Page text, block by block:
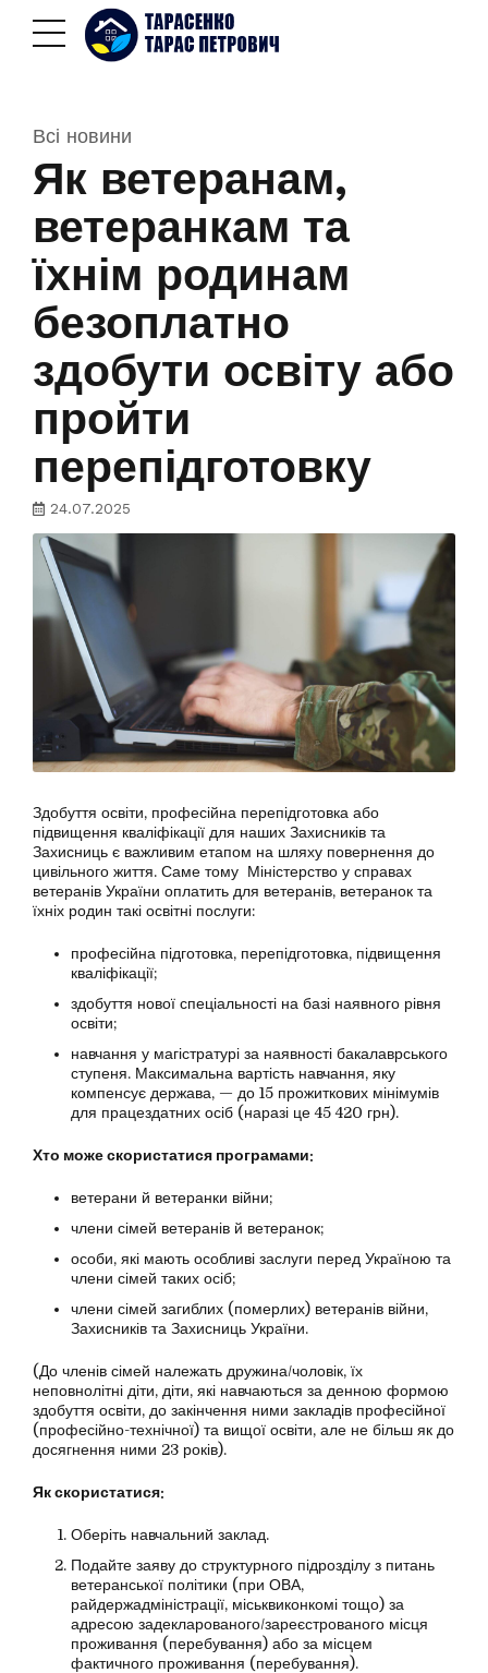
Всі новини
Як ветеранам,
ветеранкам та
їхнім родинам
безоплатно
здобути освіту або
пройти
перепідготовку
24.07.2025
Здобуття освіти, професійна перепідготовка або
підвищення кваліфікації для наших Захисників та
Захисниць є важливим етапом на шляху повернення до
цивільного життя. Саме тому Міністерство у справах
ветеранів України оплатить для ветеранів, ветеранок та
їхніх родин такі освітні послуги:
професійна підготовка, перепідготовка, підвищення
кваліфікації;
здобуття нової спеціальності на базі наявного рівня
освіти;
навчання у магістратурі за наявності бакалаврського
ступеня. Максимальна вартість навчання, яку
компенсує держава, — до 15 прожиткових мінімумів
для працездатних осіб (наразі це 45 420 грн).
Хто може скористатися програмами:
ветерани й ветеранки війни;
члени сімей ветеранів й ветеранок;
особи, які мають особливі заслуги перед Україною та
члени сімей таких осіб;
члени сімей загиблих (померлих) ветеранів війни,
Захисників та Захисниць України.
(До членів сімей належать дружина/чоловік, їх
неповнолітні діти, діти, які навчаються за денною формою
здобуття освіти, до закінчення ними закладів професійної
(професійно-технічної) та вищої освіти, але не більш як до
досягнення ними 23 років).
Як скористатися:
Оберіть навчальний заклад.
Подайте заяву до структурного підрозділу з питань
ветеранської політики (при ОВА,
райдержадміністрації, міськвиконкомі тощо) за
адресою задекларованого/зареєстрованого місця
проживання (перебування) або за місцем
фактичного проживання (перебування).